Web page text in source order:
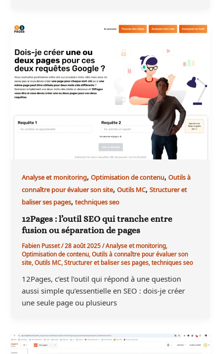
Analyse et monitoring,Optimisation de contenu,Outils à
connaître pour évaluer son site,Outils MC,Structurer et
baliser ses pages,techniques seo
12Pages : l’outil SEO qui tranche entre
fusion ou séparation de pages
Fabien Pusset/28 août 2025/Analyse et monitoring,
Optimisation de contenu,Outils à connaître pour évaluer son
site,Outils MC,Structurer et baliser ses pages,techniques seo
12Pages, c’est l’outil qui répond à une question
aussi simple qu’essentielle en SEO : dois-je créer
une seule page ou plusieurs